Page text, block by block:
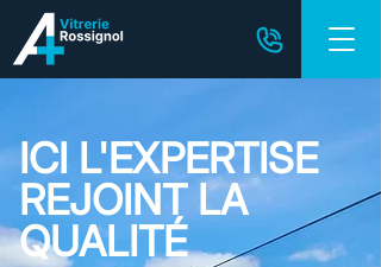
ICI L'EXPERTISE
REJOINT LA
QUALITÉ